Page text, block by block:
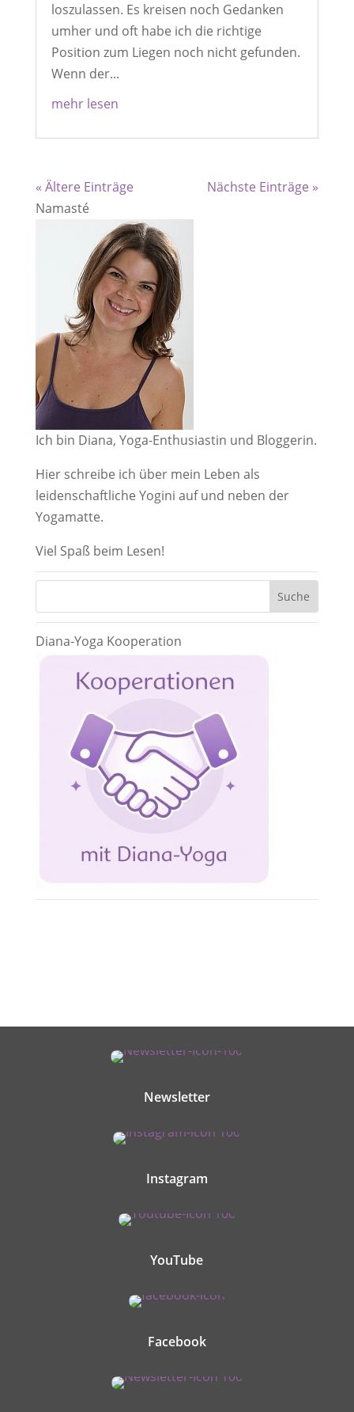
loszulassen. Es kreisen noch Gedanken
umher und oft habe ich die richtige
Position zum Liegen noch nicht gefunden.
Wenn der...
mehr lesen
« Ältere Einträge
Nächste Einträge »
Namasté
Ich bin Diana, Yoga-Enthusiastin und Bloggerin.
Hier schreibe ich über mein Leben als
leidenschaftliche Yogini auf und neben der
Yogamatte.
Viel Spaß beim Lesen!
Diana-Yoga Kooperation
Newsletter
Instagram
YouTube
Facebook